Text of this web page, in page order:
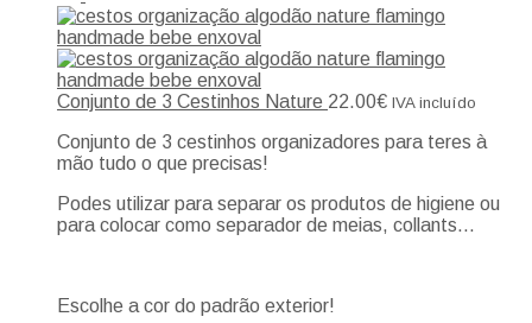
Conjunto de 3 Cestinhos Nature 22.00€ IVA incluído
Conjunto de 3 cestinhos organizadores para teres à
mão tudo o que precisas!
Podes utilizar para separar os produtos de higiene ou
para colocar como separador de meias, collants…
Escolhe a cor do padrão exterior!